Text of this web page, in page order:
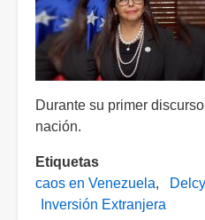
Durante su primer
nación.
Etiquetas
caos en Venezuela
Inversión Extranjera